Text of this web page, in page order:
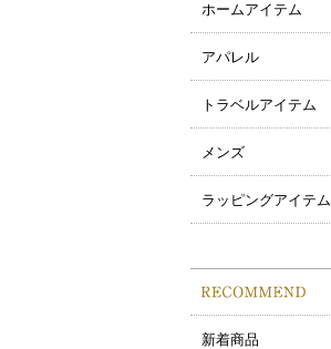
ホームアイテム
アパレル
トラベルアイテム
メンズ
ラッピングアイテム
新着商品